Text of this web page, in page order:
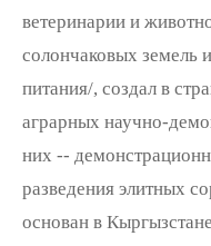
ветеринарии и
солончаковых земель
питания/, создал в
аграрных научно-
них --
разведения элитных
основан в